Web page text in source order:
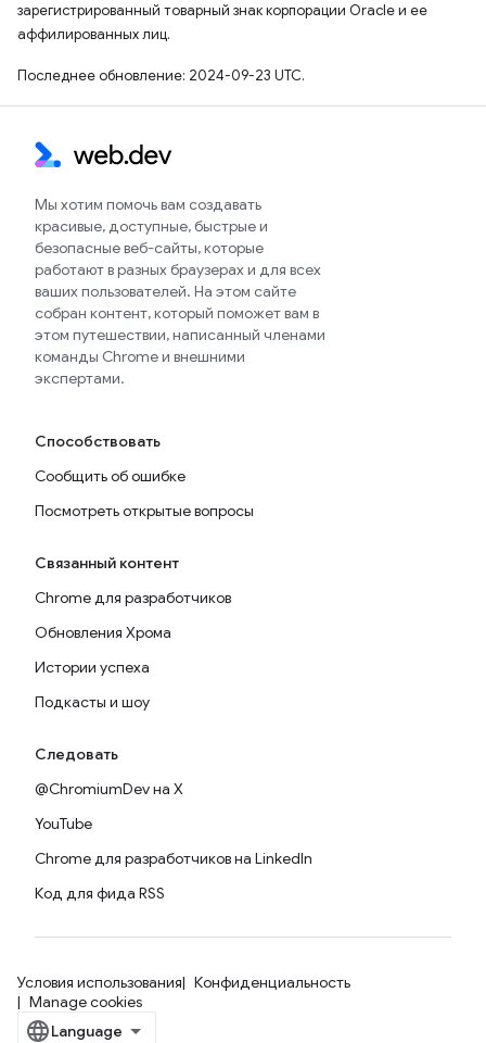
зарегистрированный товарный знак корпорации Oracle и ее
аффилированных лиц.
Последнее обновление: 2024-09-23 UTC.
Мы хотим помочь вам создавать
красивые, доступные, быстрые и
безопасные веб-сайты, которые
работают в разных браузерах и для всех
ваших пользователей. На этом сайте
собран контент, который поможет вам в
этом путешествии, написанный членами
команды Chrome и внешними
экспертами.
Способствовать
Сообщить об ошибке
Посмотреть открытые вопросы
Связанный контент
Chrome для разработчиков
Обновления Хрома
Истории успеха
Подкасты и шоу
Следовать
@ChromiumDev на X
YouTube
Chrome для разработчиков на LinkedIn
Код для фида RSS
Условия использования
Конфиденциальность
Manage cookies